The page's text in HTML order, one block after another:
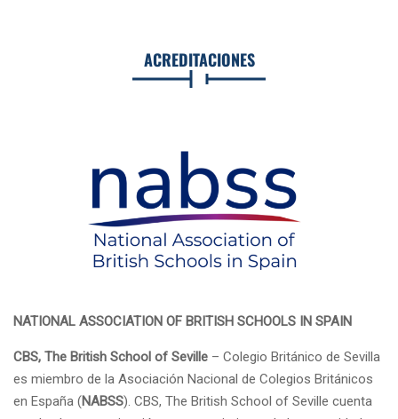
ACREDITACIONES
NATIONAL ASSOCIATION OF BRITISH SCHOOLS IN SPAIN
CBS, The British School of Seville – Colegio Británico de Sevilla
es miembro de la Asociación Nacional de Colegios Británicos
en España (NABSS). CBS, The British School of Seville cuenta